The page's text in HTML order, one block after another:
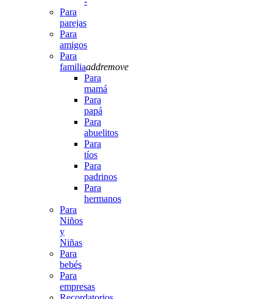
Para
parejas
Para
amigos
Para
familiaaddremove
Para
mamá
Para
papá
Para
abuelitos
Para
tíos
Para
padrinos
Para
hermanos
Para
Niños
y
Niñas
Para
bebés
Para
empresas